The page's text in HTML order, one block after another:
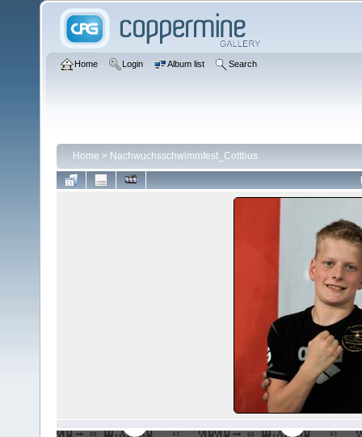
Home Login Album list Search
Home > Nachwuchsschwimmfest_Cottbus